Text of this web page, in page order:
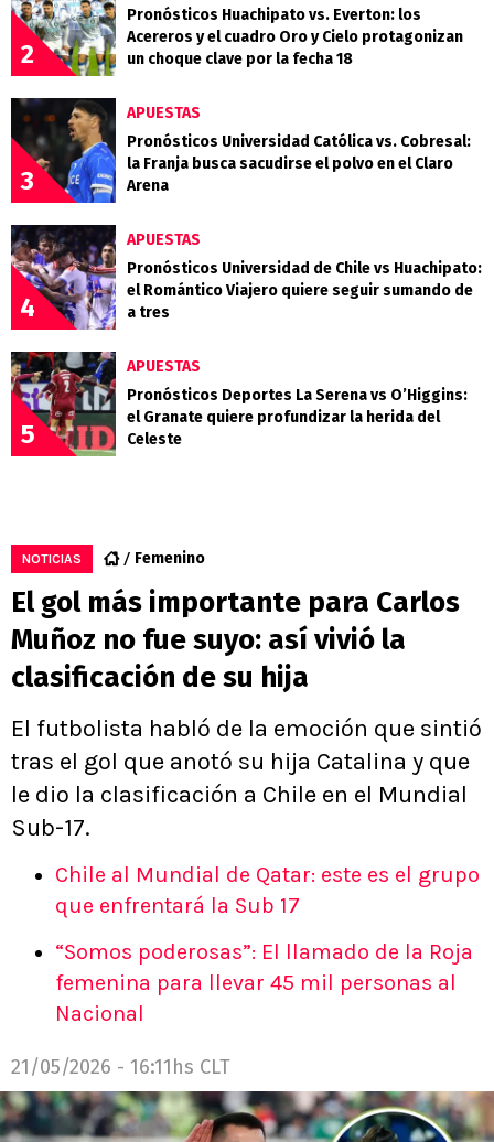
2
Pronósticos Huachipato vs. Everton: los
Acereros y el cuadro Oro y Cielo protagonizan
un choque clave por la fecha 18
3
APUESTAS
Pronósticos Universidad Católica vs. Cobresal:
la Franja busca sacudirse el polvo en el Claro
Arena
4
APUESTAS
Pronósticos Universidad de Chile vs Huachipato:
el Romántico Viajero quiere seguir sumando de
a tres
5
APUESTAS
Pronósticos Deportes La Serena vs O’Higgins:
el Granate quiere profundizar la herida del
Celeste
NOTICIAS Femenino
El gol más importante para Carlos
Muñoz no fue suyo: así vivió la
clasificación de su hija
El futbolista habló de la emoción que sintió
tras el gol que anotó su hija Catalina y que
le dio la clasificación a Chile en el Mundial
Sub-17.
Chile al Mundial de Qatar: este es el grupo
que enfrentará la Sub 17
“Somos poderosas”: El llamado de la Roja
femenina para llevar 45 mil personas al
Nacional
21/05/2026 - 16:11hs CLT